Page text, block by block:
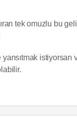
tek omuzlu bu
yansıtmak